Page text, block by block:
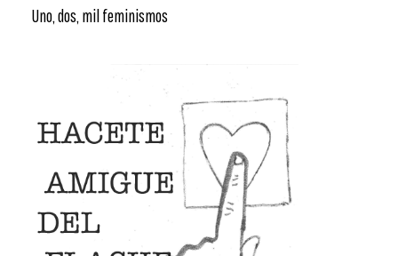
Uno, dos, mil feminismos